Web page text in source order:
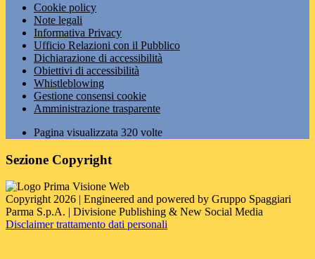
Cookie policy
Note legali
Informativa Privacy
Ufficio Relazioni con il Pubblico
Dichiarazione di accessibilità
Obiettivi di accessibilità
Whistleblowing
Gestione consensi cookie
Amministrazione trasparente
Pagina visualizzata 320 volte
Sezione Copyright
Copyright 2026 | Engineered and powered by Gruppo Spaggiari
Parma S.p.A. | Divisione Publishing & New Social Media
Disclaimer trattamento dati personali